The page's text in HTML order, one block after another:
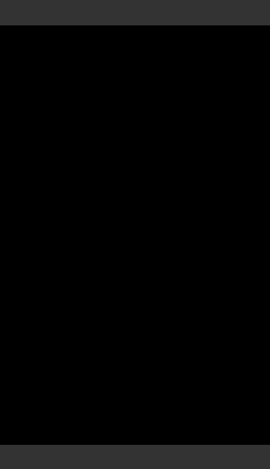
monts, en allusion aux